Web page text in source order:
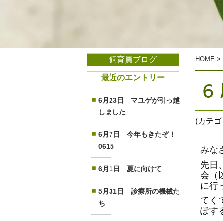
HOME >
(カテ
みな
先日
会（
に行
てく
ぽす
飼育員ブログ
最近のエントリー
6月23日 マユゲが引っ越
しました
6月7日 今年もきたぞ！
0615
6月1日 夏に向けて
5月31日 診療所の機械た
ち